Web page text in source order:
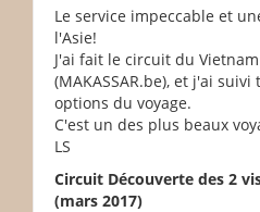
Le service impeccable et
l'Asie!
J'ai fait le circuit du
(MAKASSAR.be), et j'ai
options du voyage.
C'est un des plus beaux
LS
Circuit Découverte des 2
(mars 2017)